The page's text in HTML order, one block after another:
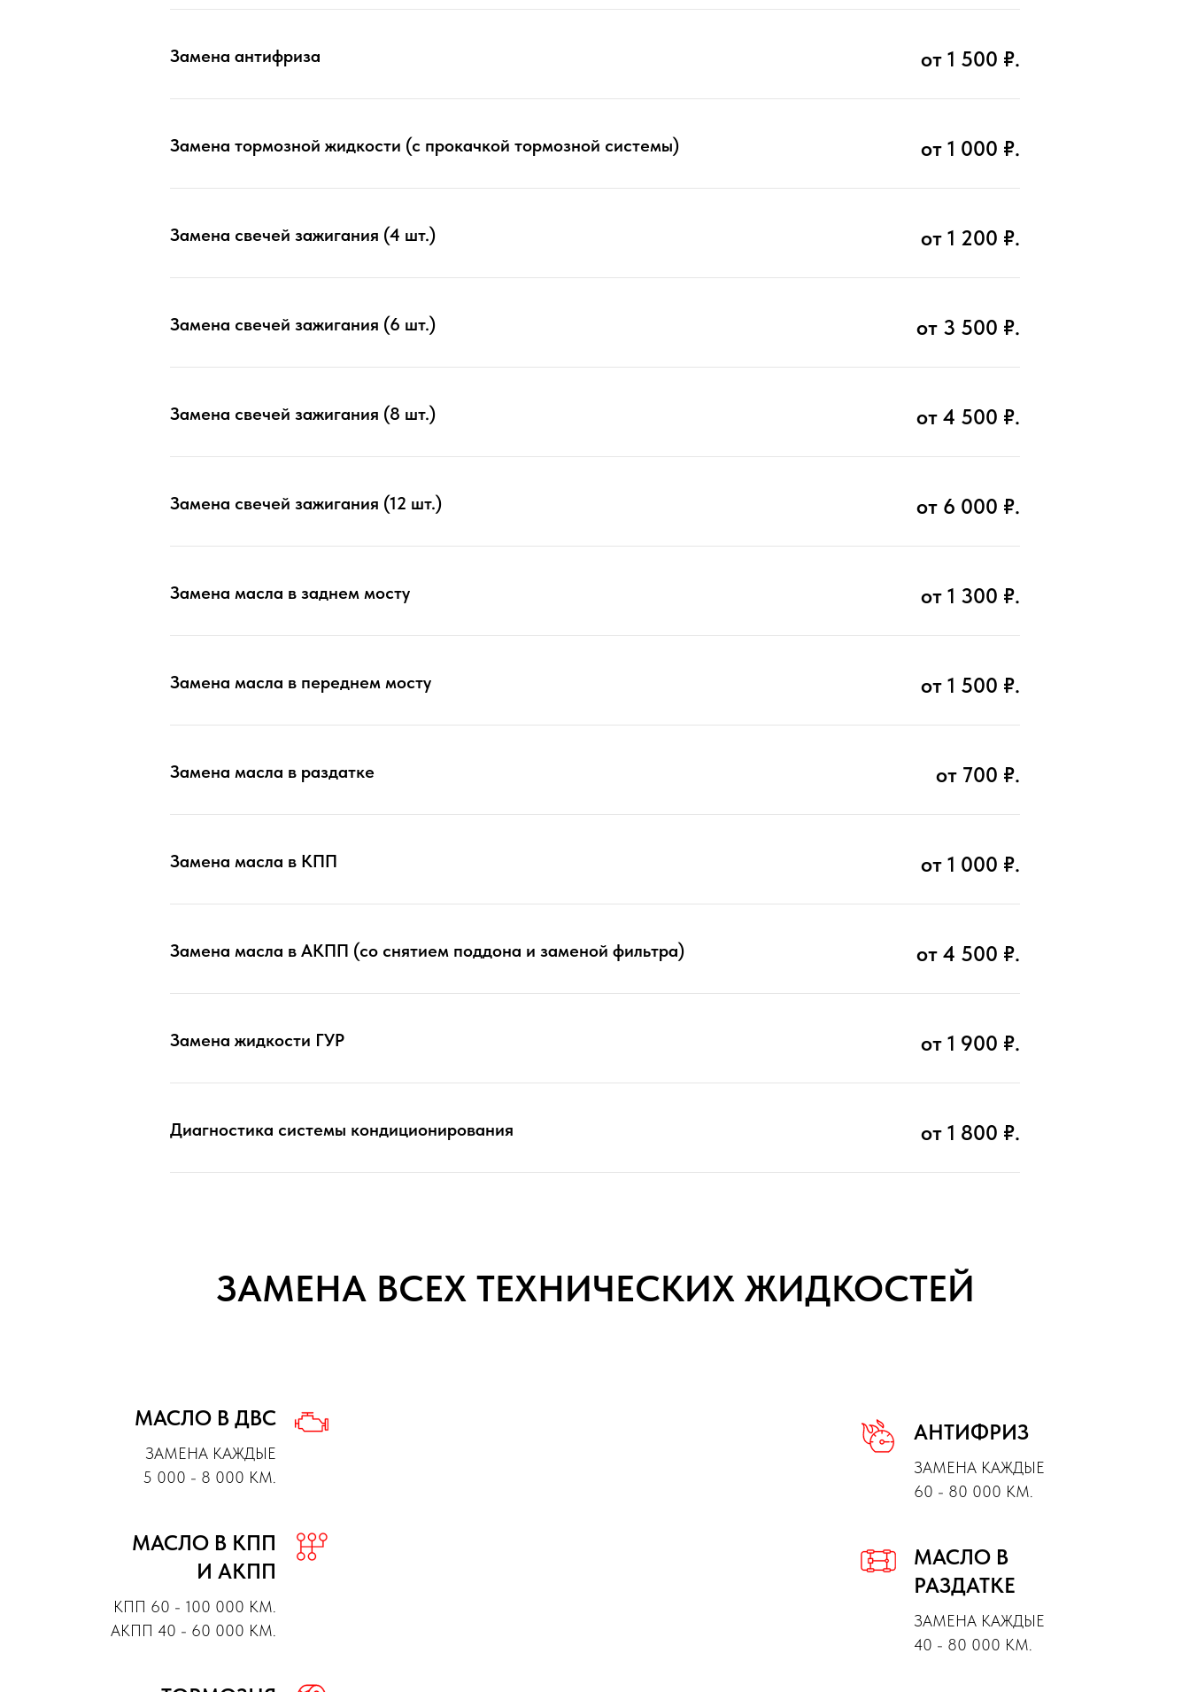
Замена антифриза от 1 500 ₽.
Замена тормозной жидкости (с прокачкой тормозной системы) от 1 000 ₽.
Замена свечей зажигания (4 шт.) от 1 200 ₽.
Замена свечей зажигания (6 шт.) от 3 500 ₽.
Замена свечей зажигания (8 шт.) от 4 500 ₽.
Замена свечей зажигания (12 шт.) от 6 000 ₽.
Замена масла в заднем мосту от 1 300 ₽.
Замена масла в переднем мосту от 1 500 ₽.
Замена масла в раздатке от 700 ₽.
Замена масла в КПП от 1 000 ₽.
Замена масла в АКПП (со снятием поддона и заменой фильтра) от 4 500 ₽.
Замена жидкости ГУР от 1 900 ₽.
Диагностика системы кондиционирования от 1 800 ₽.
ЗАМЕНА ВСЕХ ТЕХНИЧЕСКИХ ЖИДКОСТЕЙ
МАСЛО В ДВС
ЗАМЕНА КАЖДЫЕ
5 000 - 8 000 КМ.
МАСЛО В КПП
И АКПП
КПП 60 - 100 000 КМ.
АКПП 40 - 60 000 КМ.
АНТИФРИЗ
ЗАМЕНА КАЖДЫЕ
60 - 80 000 КМ.
МАСЛО В
РАЗДАТКЕ
ЗАМЕНА КАЖДЫЕ
40 - 80 000 КМ.